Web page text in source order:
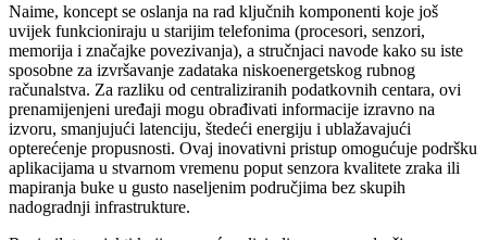
Naime, koncept se oslanja na rad ključnih komponenti koje još
uvijek funkcioniraju u starijim telefonima (procesori, senzori,
memorija i značajke povezivanja), a stručnjaci navode kako su iste
sposobne za izvršavanje zadataka niskoenergetskog rubnog
računalstva. Za razliku od centraliziranih podatkovnih centara, ovi
prenamijenjeni uređaji mogu obrađivati informacije izravno na
izvoru, smanjujući latenciju, štedeći energiju i ublažavajući
opterećenje propusnosti. Ovaj inovativni pristup omogućuje podršku
aplikacijama u stvarnom vremenu poput senzora kvalitete zraka ili
mapiranja buke u gusto naseljenim područjima bez skupih
nadogradnji infrastrukture.